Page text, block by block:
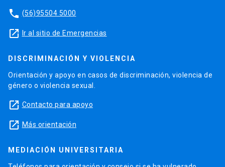
phone (56)95504 5000
launch Ir al sitio de Emergencias
DISCRIMINACIÓN Y VIOLENCIA
Orientación y apoyo en casos de discriminación, violencia de
género o violencia sexual.
launch Contacto para apoyo
launch Más orientación
MEDIACIÓN UNIVERSITARIA